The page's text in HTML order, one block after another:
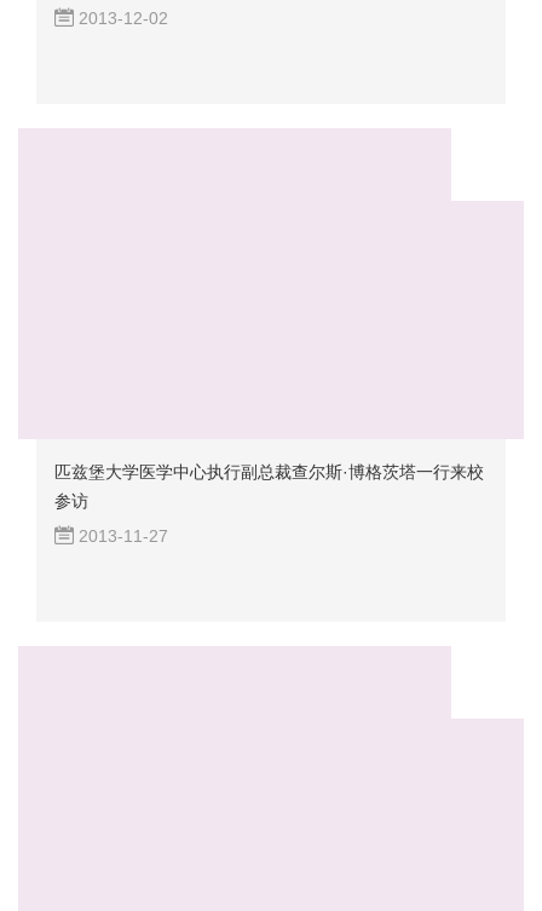
2013-12-02
匹兹堡大学医学中心执行副总裁查尔斯·博格茨塔一行来校
参访
2013-11-27